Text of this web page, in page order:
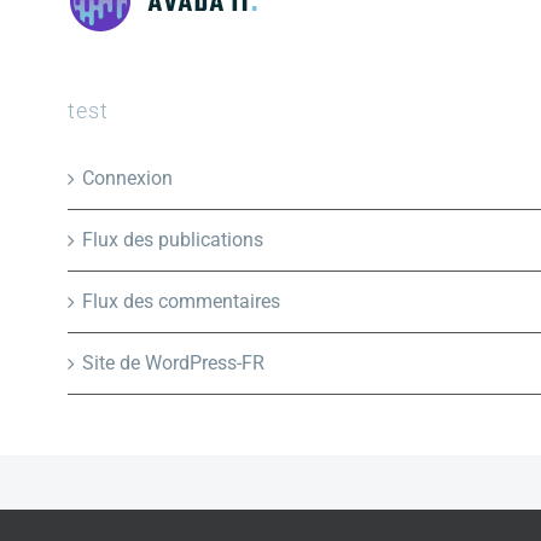
test
Connexion
Flux des publications
Flux des commentaires
Site de WordPress-FR